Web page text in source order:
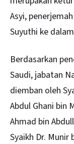
Asyi,
Suyuthi ke
Berdasarkan
Saudi, jabatan
diemban oleh
Abdul Ghani bin
Ahmad bin
Syaikh Dr. Munir